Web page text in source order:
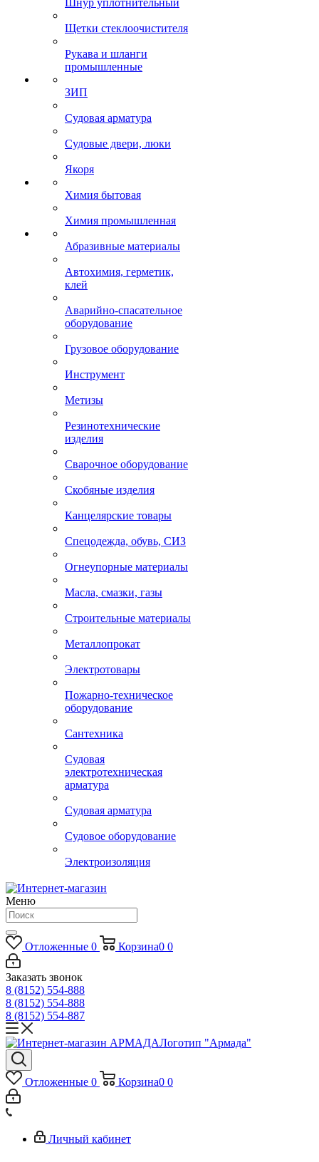
Шнур уплотнительный
Щетки стеклоочистителя
Рукава и шланги
промышленные
ЗИП
Судовая арматура
Судовые двери, люки
Якоря
Химия бытовая
Химия промышленная
Абразивные материалы
Автохимия, герметик,
клей
Аварийно-спасательное
оборудование
Грузовое оборудование
Инструмент
Метизы
Резинотехнические
изделия
Сварочное оборудование
Скобяные изделия
Канцелярские товары
Спецодежда, обувь, СИЗ
Огнеупорные материалы
Масла, смазки, газы
Строительные материалы
Металлопрокат
Электротовары
Пожарно-техническое
оборудование
Сантехника
Судовая
электротехническая
арматура
Судовая арматура
Судовое оборудование
Электроизоляция
Меню
Отложенные 0 Корзина0 0
Заказать звонок
8 (8152) 554-888
8 (8152) 554-888
8 (8152) 554-887
Логотип "Армада"
Отложенные 0 Корзина0 0
Личный кабинет